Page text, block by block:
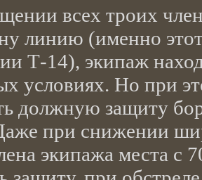
всех троих
линию (именно
Т-14), экипаж
условиях. Но при
должную защиту
при снижении
экипажа места с